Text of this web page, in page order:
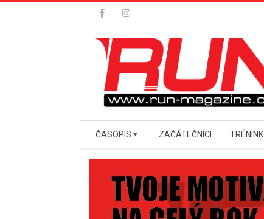
Secondary
Menu
ČASOPIS ZAČÁTEČNÍCI TRÉNINK